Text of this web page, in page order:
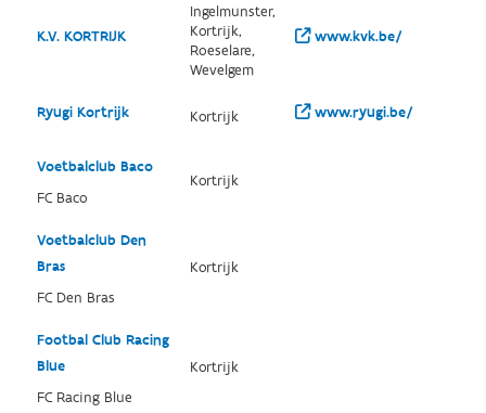
K.V. KORTRIJK
Ingelmunster,
Kortrijk,
Roeselare,
Wevelgem
www.kvk.be/
Ryugi Kortrijk Kortrijk www.ryugi.be/
Voetbalclub Baco
FC Baco
Kortrijk
Voetbalclub Den
Bras
FC Den Bras
Kortrijk
Footbal Club Racing
Blue
FC Racing Blue
Kortrijk